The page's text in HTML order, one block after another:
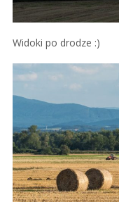
Widoki po drodze :)